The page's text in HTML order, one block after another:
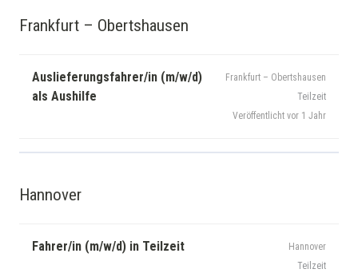
Frankfurt – Obertshausen
Auslieferungsfahrer/in (m/w/d)
als Aushilfe
Frankfurt – Obertshausen
Teilzeit
Veröffentlicht vor 1 Jahr
Hannover
Fahrer/in (m/w/d) in Teilzeit
Hannover
Teilzeit